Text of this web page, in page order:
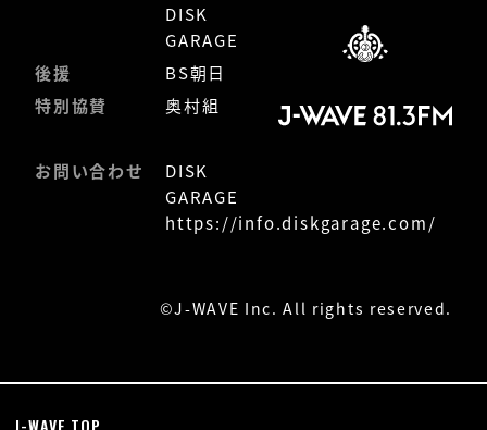
DISK
GARAGE
後援
BS朝日
特別協賛
奥村組
お問い合わせ
DISK
GARAGE
https://info.diskgarage.com/
©J-WAVE Inc. All rights reserved.
J-WAVE TOP